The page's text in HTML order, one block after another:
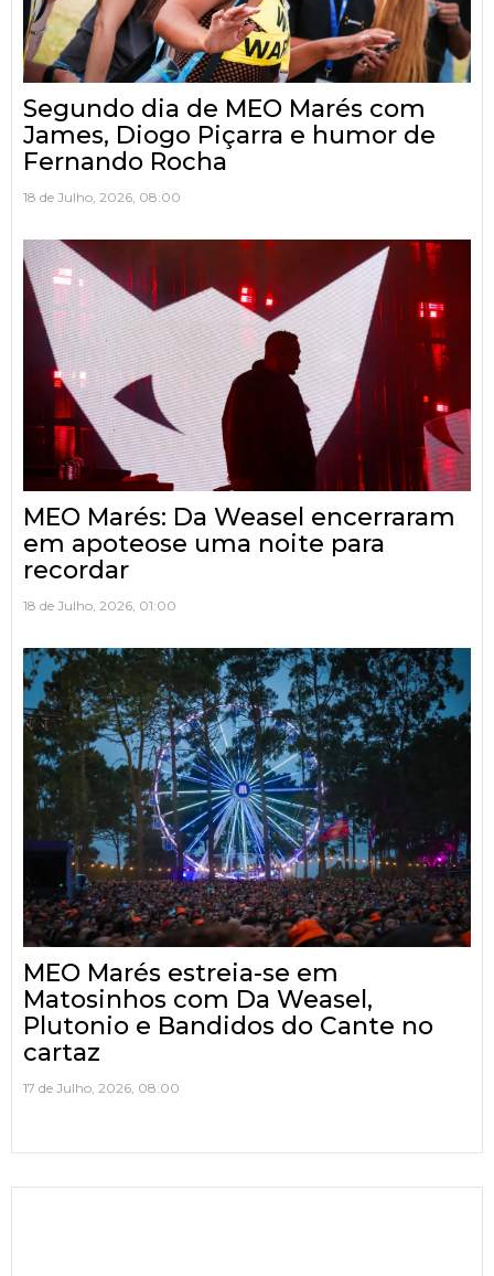
Segundo dia de MEO Marés com
James, Diogo Piçarra e humor de
Fernando Rocha
18 de Julho, 2026, 08:00
MEO Marés: Da Weasel encerraram
em apoteose uma noite para
recordar
18 de Julho, 2026, 01:00
MEO Marés estreia-se em
Matosinhos com Da Weasel,
Plutonio e Bandidos do Cante no
cartaz
17 de Julho, 2026, 08:00